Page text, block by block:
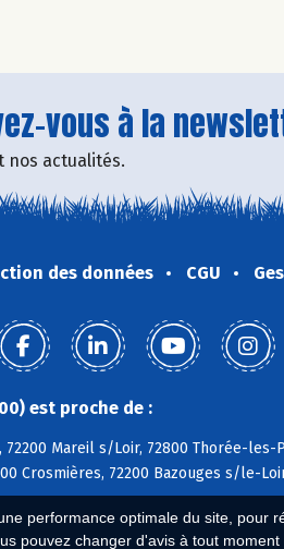
performance optimale du site,
pouvez changer d'avis à tout
vous à la
nos actualités.
des données CGU
est proche de :
72200 Mareil s/Loir, 72800 Thorée-
Crosmières, 72200 Bazouges s/le-